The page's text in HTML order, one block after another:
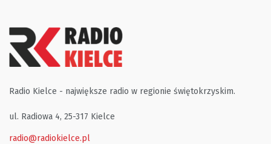
Radio Kielce - największe radio w regionie świętokrzyskim.
ul. Radiowa 4, 25-317 Kielce
radio@radiokielce.pl